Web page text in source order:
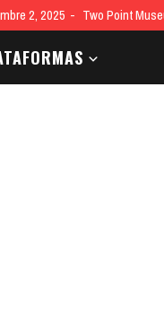
2, 2025 MEGA-